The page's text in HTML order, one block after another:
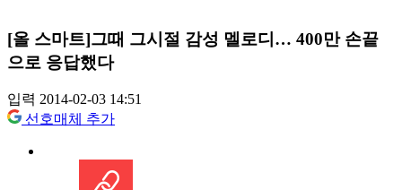
[올 스마트]그때 그시절 감성 멜로디… 400만 손끝
으로 응답했다
입력 2014-02-03 14:51
선호매체 추가